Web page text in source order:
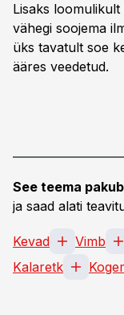
Lisaks
vähegi soojema
üks tavatult soe
ääres veedetud.
See teema
ja saad alati
Kevad Vimb
Kalaretk